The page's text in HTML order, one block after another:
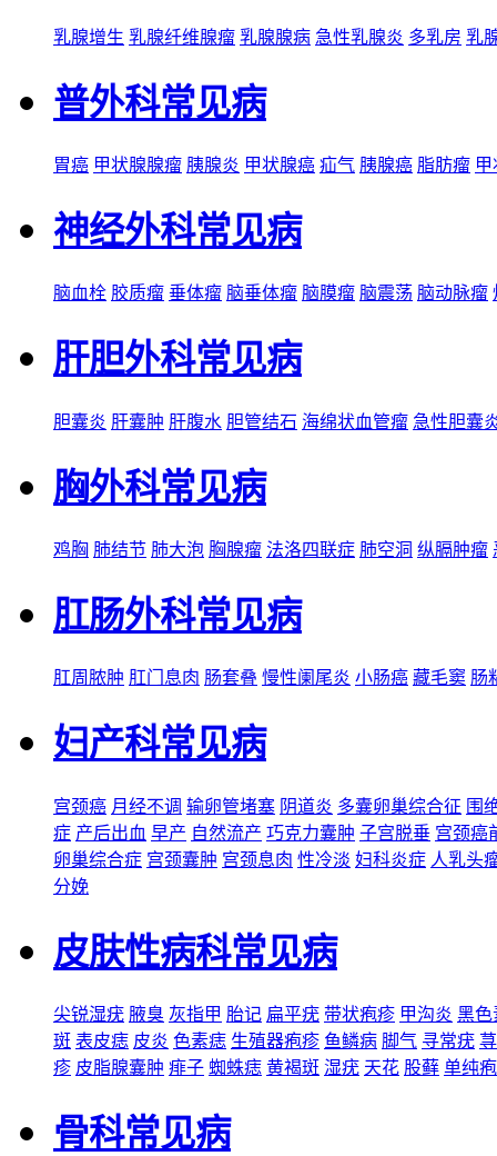
乳腺增生 乳腺纤维腺瘤 乳腺腺病 急性乳腺炎 多乳房 乳
普外科常见病
胃癌 甲状腺腺瘤 胰腺炎 甲状腺癌 疝气 胰腺癌 脂肪瘤
神经外科常见病
脑血栓 胶质瘤 垂体瘤 脑垂体瘤 脑膜瘤 脑震荡 脑动脉瘤
肝胆外科常见病
胆囊炎 肝囊肿 肝腹水 胆管结石 海绵状血管瘤 急性胆囊
胸外科常见病
鸡胸 肺结节 肺大泡 胸腺瘤 法洛四联症 肺空洞 纵膈肿瘤
肛肠外科常见病
肛周脓肿 肛门息肉 肠套叠 慢性阑尾炎 小肠癌 藏毛窦 肠
妇产科常见病
宫颈癌 月经不调 输卵管堵塞 阴道炎 多囊卵巢综合征 围
症 产后出血 早产 自然流产 巧克力囊肿 子宫脱垂 宫颈癌
卵巢综合症 宫颈囊肿 宫颈息肉 性冷淡 妇科炎症 人乳头
分娩
皮肤性病科常见病
尖锐湿疣 腋臭 灰指甲 胎记 扁平疣 带状疱疹 甲沟炎 黑色
斑 表皮痣 皮炎 色素痣 生殖器疱疹 鱼鳞病 脚气 寻常疣
疹 皮脂腺囊肿 痱子 蜘蛛痣 黄褐斑 湿疣 天花 股藓 单纯
骨科常见病